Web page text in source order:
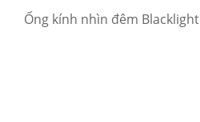
Ống kính nhìn đêm Blacklight